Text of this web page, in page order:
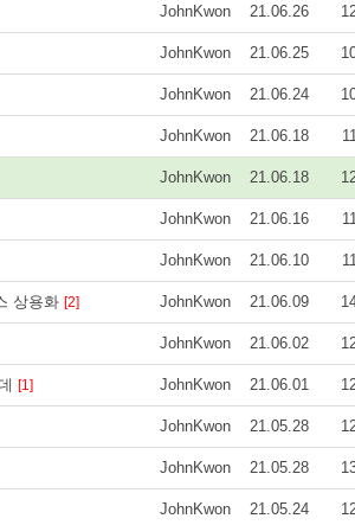
JohnKwon 21.06.26
JohnKwon 21.06.25
JohnKwon 21.06.24
JohnKwon 21.06.18
JohnKwon 21.06.18
JohnKwon 21.06.16
JohnKwon 21.06.10
상용화 [2] JohnKwon 21.06.09
JohnKwon 21.06.02
[1] JohnKwon 21.06.01
JohnKwon 21.05.28
JohnKwon 21.05.28
JohnKwon 21.05.24